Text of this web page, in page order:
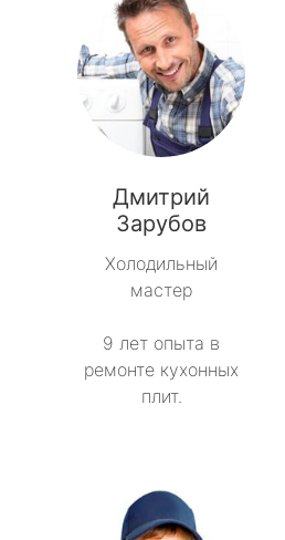
Дмитрий
Зарубов
Холодильный
мастер
9 лет опыта в
ремонте кухонных
плит.